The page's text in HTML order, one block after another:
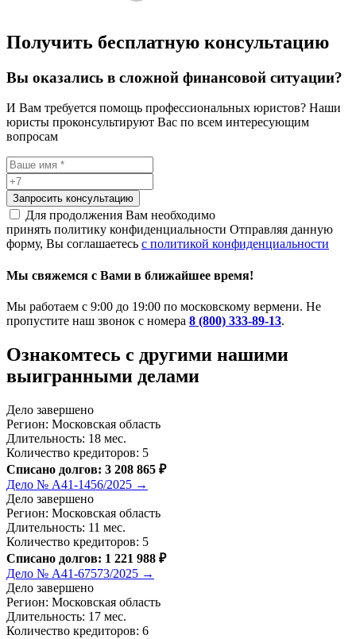
Получить бесплатную консультацию
Вы оказались в сложной финансовой ситуации?
И Вам требуется помощь профессиональных юристов? Наши
юристы проконсультируют Вас по всем интересующим
вопросам
Запросить консультацию
Для продолжения Вам необходимо
принять политику конфиденциальности Отправляя данную
форму, Вы соглашаетесь с политикой конфиденциальности
Мы свяжемся с Вами в ближайшее время!
Мы работаем с 9:00 до 19:00 по московскому вермени. Не
пропустите наш звонок с номера 8 (800) 333-89-13.
Ознакомтесь c другими нашими
выигранными делами
Дело завершено
Регион: Московская область
Длительность: 18 мес.
Количество кредиторов: 5
Списано долгов: 3 208 865 ₽
Дело № А41-1456/2025 →
Дело завершено
Регион: Московская область
Длительность: 11 мес.
Количество кредиторов: 5
Списано долгов: 1 221 988 ₽
Дело № А41-67573/2025 →
Дело завершено
Регион: Московская область
Длительность: 17 мес.
Количество кредиторов: 6